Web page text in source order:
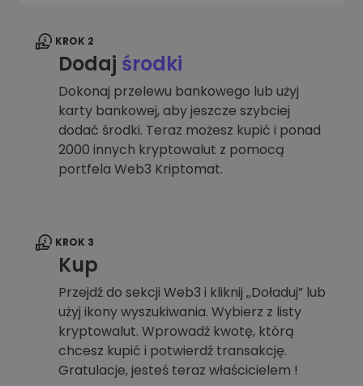
KROK 2
Dodaj środki
Dokonaj przelewu bankowego lub użyj
karty bankowej, aby jeszcze szybciej
dodać środki. Teraz możesz kupić i ponad
2000 innych kryptowalut z pomocą
portfela Web3 Kriptomat.
KROK 3
Kup
Przejdź do sekcji Web3 i kliknij „Doładuj” lub
użyj ikony wyszukiwania. Wybierz z listy
kryptowalut. Wprowadź kwotę, którą
chcesz kupić i potwierdź transakcję.
Gratulacje, jesteś teraz właścicielem !